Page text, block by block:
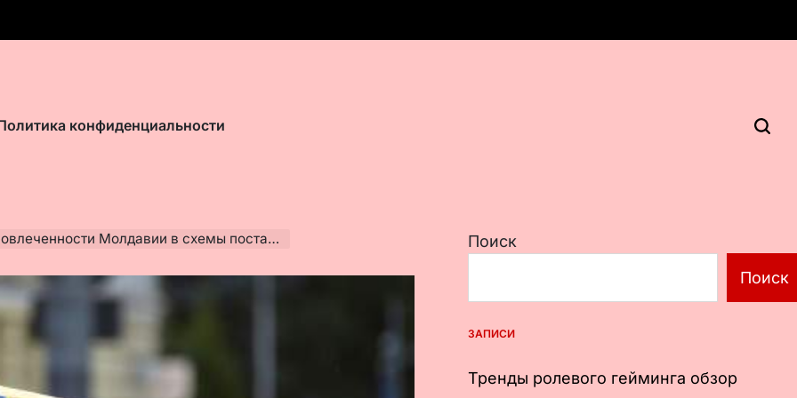
конфиденциальности
Молдавии в схемы поставок оружия ВСУ
Поиск
Поиск
ЗАПИСИ
Тренды ролевого гейминга обзор